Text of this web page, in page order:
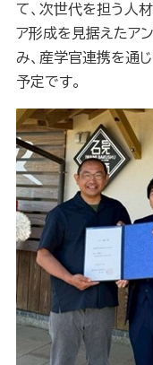
て、次世代を担う人
ア形成を見据えたア
み、産学官連携を通
予定です。